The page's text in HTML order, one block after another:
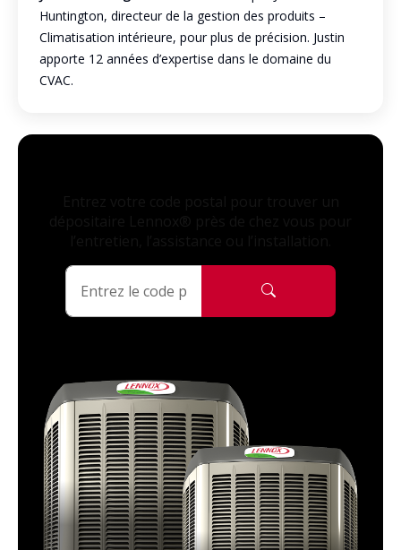
Huntington, directeur de la gestion des produits –
Climatisation intérieure, pour plus de précision. Justin
apporte 12 années d’expertise dans le domaine du
CVAC.